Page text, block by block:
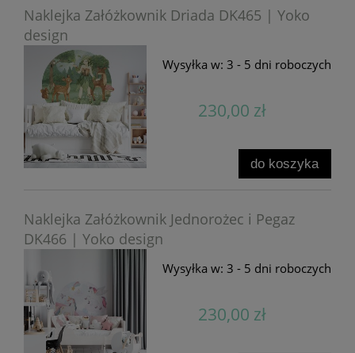
Naklejka Załóżkownik Driada DK465 | Yoko
design
Wysyłka w: 3 - 5 dni roboczych
230,00 zł
do koszyka
Naklejka Załóżkownik Jednorożec i Pegaz
DK466 | Yoko design
Wysyłka w: 3 - 5 dni roboczych
230,00 zł